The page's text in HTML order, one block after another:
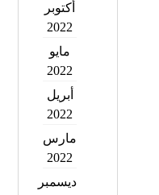
أكتوبر
2022
مايو
2022
أبريل
2022
مارس
2022
ديسمبر